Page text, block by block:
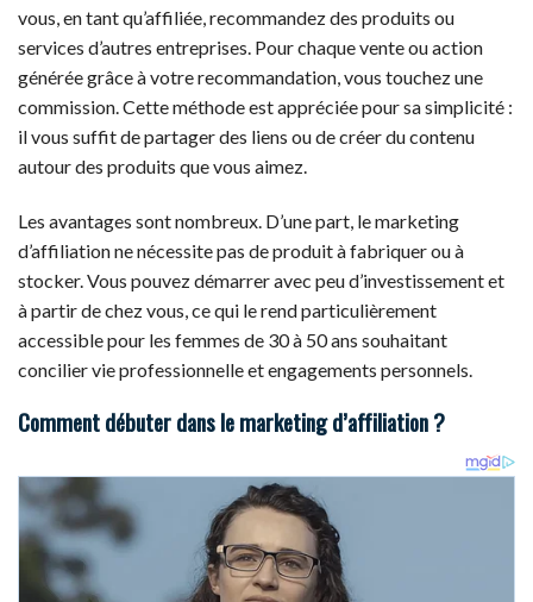
vous, en tant qu’affiliée, recommandez des produits ou
services d’autres entreprises. Pour chaque vente ou action
générée grâce à votre recommandation, vous touchez une
commission. Cette méthode est appréciée pour sa simplicité :
il vous suffit de partager des liens ou de créer du contenu
autour des produits que vous aimez.
Les avantages sont nombreux. D’une part, le marketing
d’affiliation ne nécessite pas de produit à fabriquer ou à
stocker. Vous pouvez démarrer avec peu d’investissement et
à partir de chez vous, ce qui le rend particulièrement
accessible pour les femmes de 30 à 50 ans souhaitant
concilier vie professionnelle et engagements personnels.
Comment débuter dans le marketing d’affiliation ?